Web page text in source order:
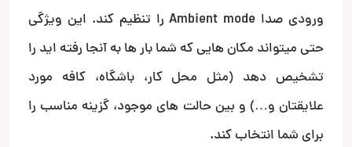
ورودی صدا Ambient mode را تنظیم کند. این ویژگی
حتی میتواند مکان هایی که شما بار ها به آنجا رفته اید را
تشخیص دهد (مثل محل کار، باشگاه، کافه مورد
علایقتان و…) و بین حالت های موجود، گزینه مناسب را
برای شما انتخاب کند.